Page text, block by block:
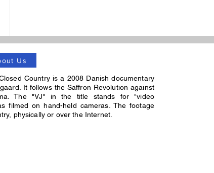
Us
Country is a 2008 Danish documentary
It follows the Saffron Revolution against
The "VJ" in the title stands for "video
filmed on hand-held cameras. The footage
physically or over the Internet.